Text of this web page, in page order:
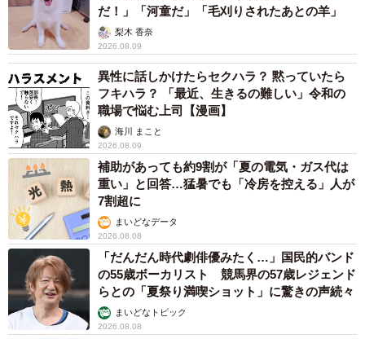
だ！」「河童だ」「毛刈りされたあとの羊」
梨木 香奈
2026.08.09
異性に話しかけたらセクハラ？ 黙っていたら
フキハラ？ 「最近、生きるの難しい」令和の
職場で悩む上司【漫画】
海川 まこと
2026.08.09
補助があっても約9割が「夏の電気・ガス代は
重い」と回答…猛暑でも「冷房を控える」人が
7割超に
まいどなデータ
2026.08.08
「だんだん時代劇俳優みたく…」国民的バンド
の55歳ボーカリスト 競馬界の57歳レジェンド
らとの「夏祭り満喫ショット」に驚きの声続々
まいどなトピック
2026.08.08